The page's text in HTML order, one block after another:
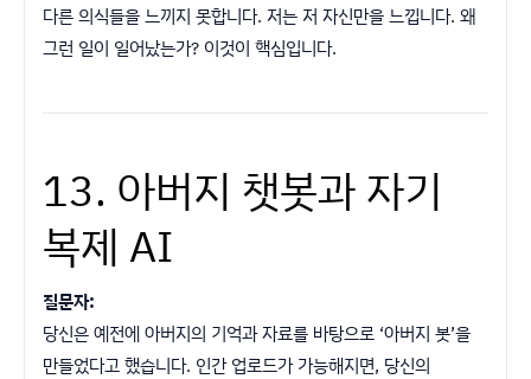
다른 의식들을 느끼지 못합니다. 저는 저 자신만을 느낍니다. 왜
그런 일이 일어났는가? 이것이 핵심입니다.
13. 아버지 챗봇과 자기
복제 AI
질문자:
당신은 예전에 아버지의 기억과 자료를 바탕으로 ‘아버지 봇’을
만들었다고 했습니다. 인간 업로드가 가능해지면, 당신의